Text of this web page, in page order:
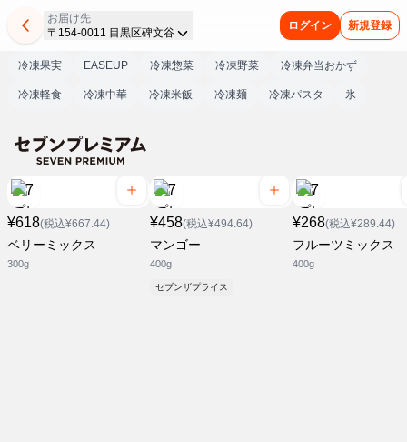
お届け先
〒154-0011 目黒区碑文谷
ログイン 新規登録
冷凍果実 EASEUP 冷凍惣菜 冷凍野菜 冷凍弁当おかず
冷凍軽食 冷凍中華 冷凍米飯 冷凍麺 冷凍パスタ 氷
¥618(税込¥667.44)
ベリーミックス
300g
¥458(税込¥494.64)
マンゴー
400g
セブンザプライス
¥268(税込¥289.44)
フルーツミックス
400g